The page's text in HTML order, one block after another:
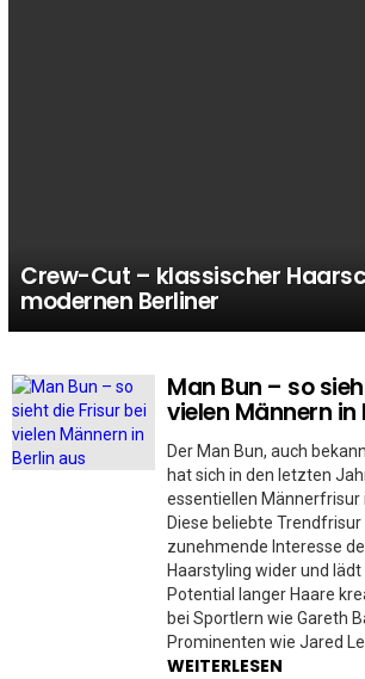
Crew-Cut – klassischer
modernen Berliner
MORE
STORIES
Man Bun – so
vielen Männern in
Der Man Bun, auch
hat sich in den letzten
essentiellen Männerfrisur
Diese beliebte Trendfrisur
zunehmende Interesse
Haarstyling wider und lädt
Potential langer Haare
bei Sportlern wie Gareth
Prominenten wie Jared
WEITERLESEN